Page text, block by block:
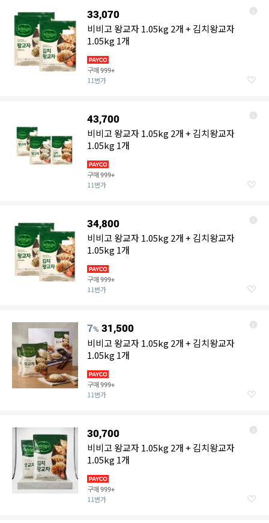
33,070
비비고 왕교자 1.05kg 2개 + 김치왕교자
1.05kg 1개
구매999+
11번가
43,700
비비고 왕교자 1.05kg 2개 + 김치왕교자
1.05kg 1개
구매999+
11번가
34,800
비비고 왕교자 1.05kg 2개 + 김치왕교자
1.05kg 1개
구매999+
11번가
7% 31,500
비비고 왕교자 1.05kg 2개 + 김치왕교자
1.05kg 1개
구매999+
11번가
30,700
비비고 왕교자 1.05kg 2개 + 김치왕교자
1.05kg 1개
구매999+
11번가